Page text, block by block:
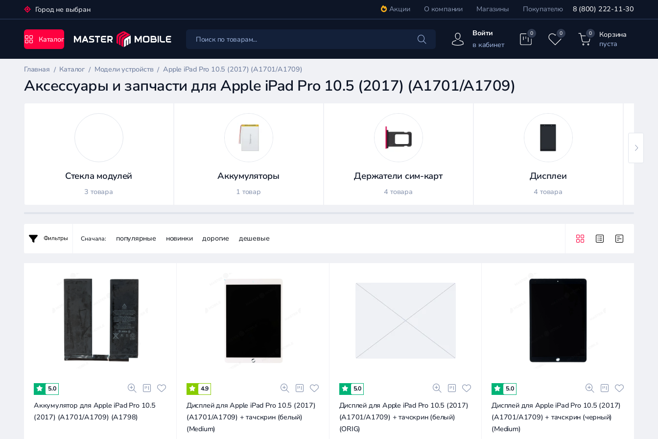
Город не выбран Акции О компании Магазины Покупателю 8 (800) 222-11-30
Каталог
Войти
в кабинет
0 0 0
Корзина
пуста
Главная Каталог Модели устройств Apple iPad Pro 10.5 (2017) (A1701/A1709)
Аксессуары и запчасти для Apple iPad Pro 10.5 (2017) (A1701/A1709)
2.7к
5.5к
8.2к
13.7к
Стекла модулей
3 товара
Аккумуляторы
1 товар
Держатели сим-карт
4 товара
Дисплеи
4 товара
Фильтры Сначала: популярные новинки дорогие дешевые
5.0
Аккумулятор для Apple iPad Pro 10.5
(2017) (A1701/A1709) (A1798)
4.9
Дисплей для Apple iPad Pro 10.5 (2017)
(A1701/A1709) + тачскрин (белый)
(Medium)
5.0
Дисплей для Apple iPad Pro 10.5 (2017)
(A1701/A1709) + тачскрин (белый)
(ORIG)
5.0
Дисплей для Apple iPad Pro 10.5 (2017)
(A1701/A1709) + тачскрин (черный)
(Medium)